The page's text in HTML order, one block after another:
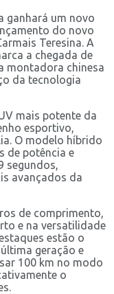
ganhará um novo
do novo
Teresina. A
a chegada de
montadora chinesa
da tecnologia
mais potente da
esportivo,
O modelo híbrido
de potência e
segundos,
avançados da
de comprimento,
e na versatilidade
estão o
geração e
100 km no modo
o